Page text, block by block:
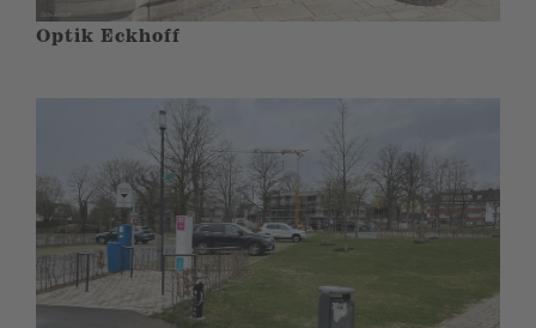
Optik Eckhoff